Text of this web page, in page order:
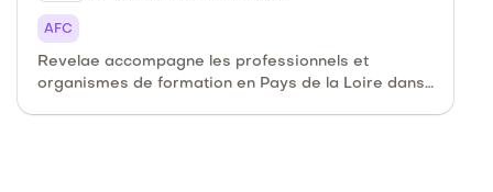
AFC
Revelae accompagne les professionnels et
organismes de formation en Pays de la Loire dans